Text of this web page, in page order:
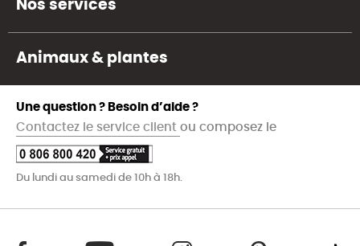
Nos services
Animaux & plantes
Une question ? Besoin d’aide ?
Contactez le service client ou composez le
Du lundi au samedi de 10h à 18h.